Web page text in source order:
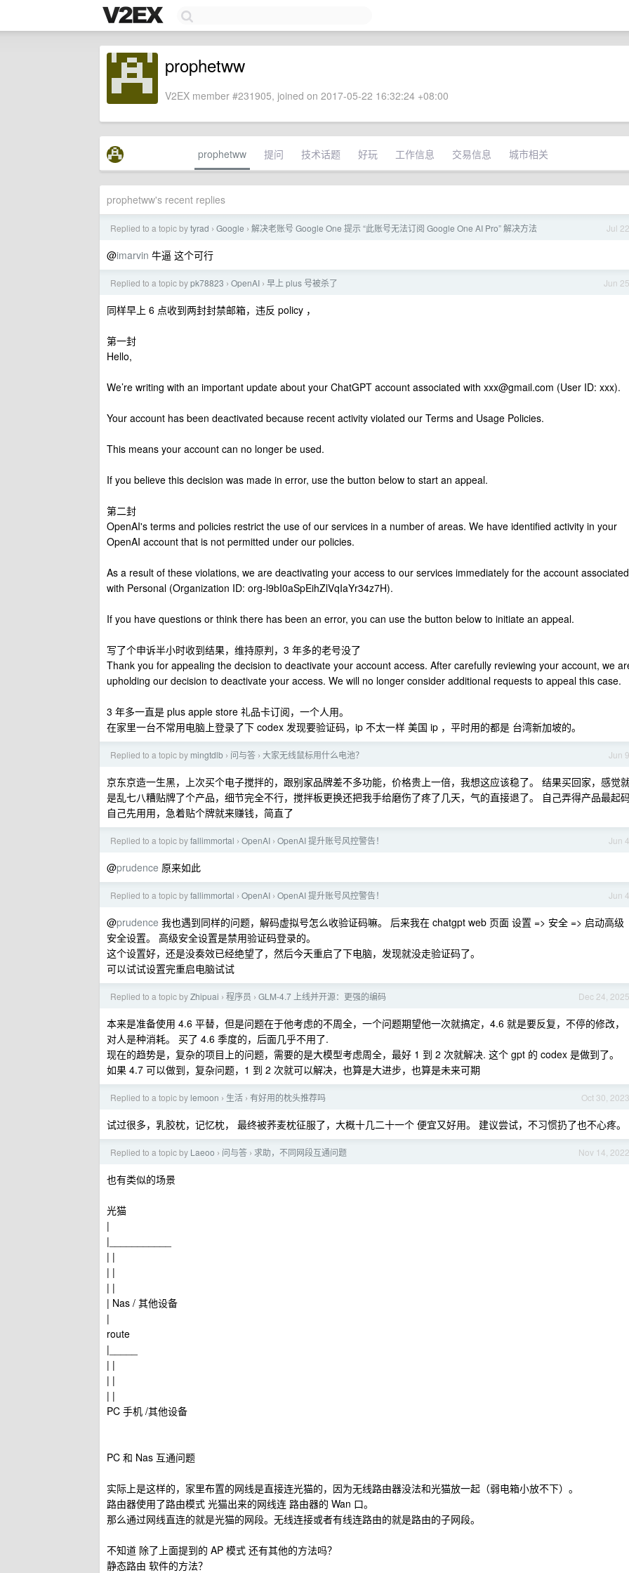
prophetww
V2EX member #231905, joined on 2017-05-22 16:32:24 +08:00
prophetww 提问 技术话题 好玩 工作信息 交易信息 城市相关
prophetww's recent replies
Jul 22
Replied to a topic bytyrad › Google › 解决老账号 Google One 提示 “此账号无法订阅 Google One AI Pro” 解决方法
@imarvin 牛逼 这个可行
Jun 25
Replied to a topic bypk78823 › OpenAI › 早上 plus 号被杀了
同样早上 6 点收到两封封禁邮箱，违反 policy ，
第一封
Hello,
We’re writing with an important update about your ChatGPT account associated with xxx@gmail.com (User ID: xxx).
Your account has been deactivated because recent activity violated our Terms and Usage Policies.
This means your account can no longer be used.
If you believe this decision was made in error, use the button below to start an appeal.
第二封
OpenAI's terms and policies restrict the use of our services in a number of areas. We have identified activity in your
OpenAI account that is not permitted under our policies.
As a result of these violations, we are deactivating your access to our services immediately for the account associated
with Personal (Organization ID: org-l9bI0aSpEihZlVqIaYr34z7H).
If you have questions or think there has been an error, you can use the button below to initiate an appeal.
写了个申诉半小时收到结果，维持原判，3 年多的老号没了
Thank you for appealing the decision to deactivate your account access. After carefully reviewing your account, we
upholding our decision to deactivate your access. We will no longer consider additional requests to appeal this case.
3 年多一直是 plus apple store 礼品卡订阅，一个人用。
在家里一台不常用电脑上登录了下 codex 发现要验证码，ip 不太一样 美国 ip ，平时用的都是 台湾新加坡的。
Jun 9
Replied to a topic by mingtdlb › 问与答 › 大家无线鼠标用什么电池？
京东京造一生黑，上次买个电子搅拌的，跟别家品牌差不多功能，价格贵上一倍，我想这应该稳了。 结果买回家，感觉
是乱七八糟贴牌了个产品，细节完全不行，搅拌板更换还把我手给磨伤了疼了几天，气的直接退了。 自己弄得产品最起
自己先用用，急着贴个牌就来赚钱，简直了
Jun 4
Replied to a topic byfallimmortal › OpenAI › OpenAI 提升账号风控警告！
@prudence 原来如此
Jun 4
Replied to a topic byfallimmortal › OpenAI › OpenAI 提升账号风控警告！
@prudence 我也遇到同样的问题，解码虚拟号怎么收验证码嘛。 后来我在 chatgpt web 页面 设置 => 安全 => 启动高级
安全设置。 高级安全设置是禁用验证码登录的。
这个设置好，还是没奏效已经绝望了，然后今天重启了下电脑，发现就没走验证码了。
可以试试设置完重启电脑试试
Dec 24, 2025
Replied to a topic byZhipuai › 程序员 › GLM-4.7 上线并开源：更强的编码
本来是准备使用 4.6 平替，但是问题在于他考虑的不周全，一个问题期望他一次就搞定，4.6 就是要反复，不停的修改，
对人是种消耗。 买了 4.6 季度的，后面几乎不用了.
现在的趋势是，复杂的项目上的问题，需要的是大模型考虑周全，最好 1 到 2 次就解决. 这个 gpt 的 codex 是做到了。
如果 4.7 可以做到，复杂问题，1 到 2 次就可以解决，也算是大进步，也算是未来可期
Oct 30, 2023
Replied to a topic by lemoon › 生活 › 有好用的枕头推荐吗
试过很多，乳胶枕，记忆枕， 最终被荞麦枕征服了，大概十几二十一个 便宜又好用。 建议尝试，不习惯扔了也不心疼。
Nov 14, 2022
Replied to a topic by Laeoo › 问与答 › 求助，不同网段互通问题
也有类似的场景
光猫
|
|___________
| |
| |
| |
| Nas / 其他设备
|
route
|_____
| |
| |
| |
PC 手机 /其他设备
PC 和 Nas 互通问题
实际上是这样的，家里布置的网线是直接连光猫的，因为无线路由器没法和光猫放一起（弱电箱小放不下）。
路由器使用了路由模式 光猫出来的网线连 路由器的 Wan 口。
那么通过网线直连的就是光猫的网段。无线连接或者有线连路由的就是路由的子网段。
不知道 除了上面提到的 AP 模式 还有其他的方法吗？
静态路由 软件的方法？